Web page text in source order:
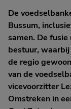
De
Bussum,
samen. De
bestuur,
de regio
van de
vicevoorzitter
Omstreken in